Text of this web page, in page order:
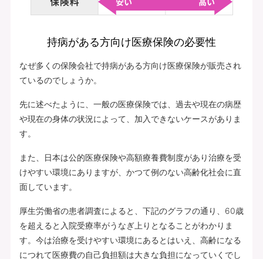
持病がある方向け医療保険の必要性
なぜ多くの保険会社で持病がある方向け医療保険が販売され
ているのでしょうか。
先に述べたように、一般の医療保険では、過去や現在の病歴
や現在の身体の状況によって、加入できないケースがありま
す。
また、日本は公的医療保険や高額療養費制度があり治療を受
けやすい環境にありますが、かつて例のない高齢化社会に直
面しています。
厚生労働省の患者調査によると、下記のグラフの通り、60歳
を超えると入院受療率がうなぎ上りとなることがわかりま
す。今は治療を受けやすい環境にあるとはいえ、高齢になる
につれて医療費の自己負担額は大きな負担になっていくでし